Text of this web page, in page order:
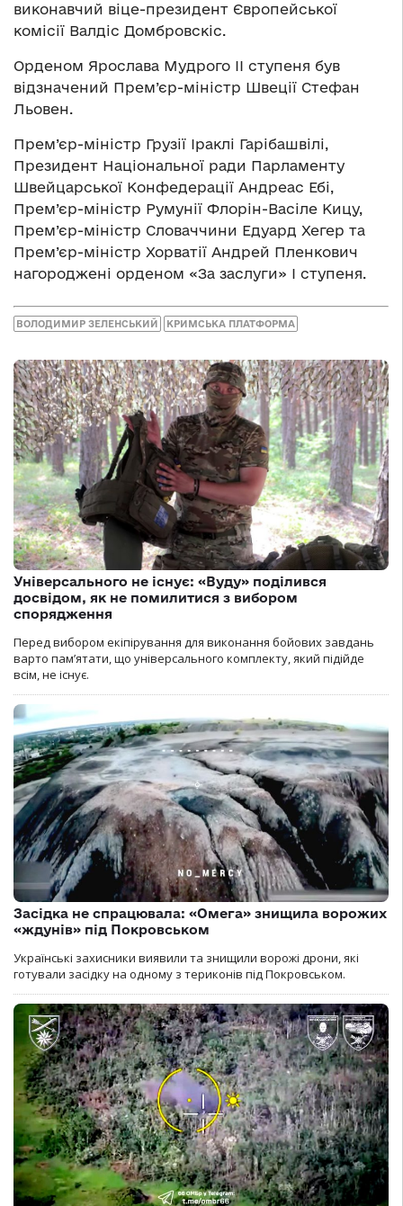
виконавчий віце-президент Європейської
комісії Валдіс Домбровскіс.
Орденом Ярослава Мудрого ІІ ступеня був
відзначений Прем’єр-міністр Швеції Стефан
Льовен.
Прем’єр-міністр Грузії Іраклі Гарібашвілі,
Президент Національної ради Парламенту
Швейцарської Конфедерації Андреас Ебі,
Прем’єр-міністр Румунії Флорін-Васіле Кицу,
Прем’єр-міністр Словаччини Едуард Хегер та
Прем’єр-міністр Хорватії Андрей Пленкович
нагороджені орденом «За заслуги» І ступеня.
ВОЛОДИМИР ЗЕЛЕНСЬКИЙ КРИМСЬКА ПЛАТФОРМА
Універсального не існує: «Вуду» поділився
досвідом, як не помилитися з вибором
спорядження
Перед вибором екіпірування для виконання бойових завдань
варто пам’ятати, що універсального комплекту, який підійде
всім, не існує.
Засідка не спрацювала: «Омега» знищила ворожих
«ждунів» під Покровськом
Українські захисники виявили та знищили ворожі дрони, які
готували засідку на одному з териконів під Покровськом.